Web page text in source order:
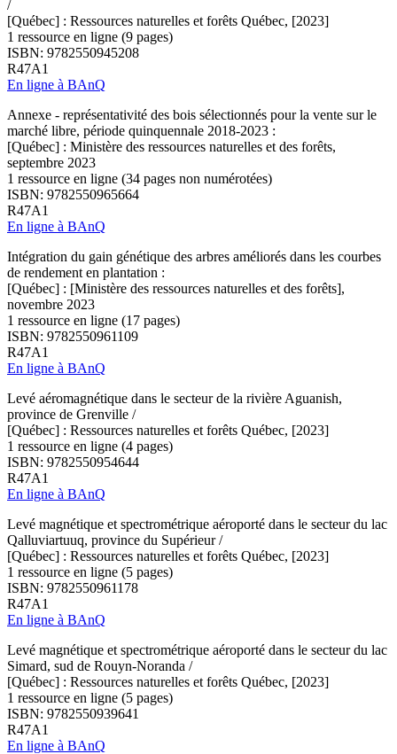
/
[Québec] : Ressources naturelles et forêts Québec, [2023]
1 ressource en ligne (9 pages)
ISBN: 9782550945208
R47A1
En ligne à BAnQ
Annexe - représentativité des bois sélectionnés pour la vente sur le
marché libre, période quinquennale 2018-2023 :
[Québec] : Ministère des ressources naturelles et des forêts,
septembre 2023
1 ressource en ligne (34 pages non numérotées)
ISBN: 9782550965664
R47A1
En ligne à BAnQ
Intégration du gain génétique des arbres améliorés dans les courbes
de rendement en plantation :
[Québec] : [Ministère des ressources naturelles et des forêts],
novembre 2023
1 ressource en ligne (17 pages)
ISBN: 9782550961109
R47A1
En ligne à BAnQ
Levé aéromagnétique dans le secteur de la rivière Aguanish,
province de Grenville /
[Québec] : Ressources naturelles et forêts Québec, [2023]
1 ressource en ligne (4 pages)
ISBN: 9782550954644
R47A1
En ligne à BAnQ
Levé magnétique et spectrométrique aéroporté dans le secteur du lac
Qalluviartuuq, province du Supérieur /
[Québec] : Ressources naturelles et forêts Québec, [2023]
1 ressource en ligne (5 pages)
ISBN: 9782550961178
R47A1
En ligne à BAnQ
Levé magnétique et spectrométrique aéroporté dans le secteur du lac
Simard, sud de Rouyn-Noranda /
[Québec] : Ressources naturelles et forêts Québec, [2023]
1 ressource en ligne (5 pages)
ISBN: 9782550939641
R47A1
En ligne à BAnQ